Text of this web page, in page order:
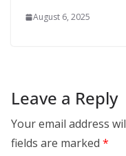
August 6, 2025
Leave a Reply
Your email address
fields are marked *